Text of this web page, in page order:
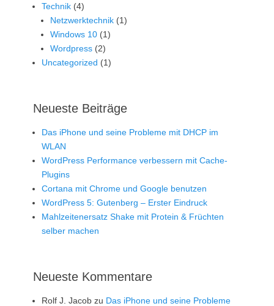
Technik (4)
Netzwerktechnik (1)
Windows 10 (1)
Wordpress (2)
Uncategorized (1)
Neueste Beiträge
Das iPhone und seine Probleme mit DHCP im
WLAN
WordPress Performance verbessern mit Cache-
Plugins
Cortana mit Chrome und Google benutzen
WordPress 5: Gutenberg – Erster Eindruck
Mahlzeitenersatz Shake mit Protein & Früchten
selber machen
Neueste Kommentare
Rolf J. Jacob zu Das iPhone und seine Probleme